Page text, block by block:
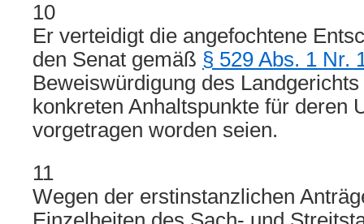
10
Er verteidigt die angefochtene
den Senat gemäß § 529 Abs. 1 Nr.
Beweiswürdigung des
konkreten Anhaltspunkte für deren
vorgetragen worden seien.
11
Wegen der erstinstanzlichen